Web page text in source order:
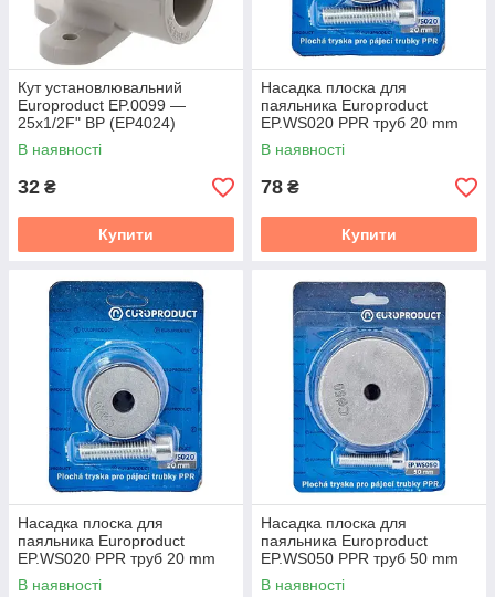
Кут установлювальний
Europroduct EP.0099 —
25x1/2F" ВР (EP4024)
В наявності
32 ₴
Купити
Насадка плоска для
паяльника Europroduct
EP.WS020 PPR труб 20 mm
(EP6098)
В наявності
78 ₴
Купити
Насадка плоска для
паяльника Europroduct
EP.WS020 PPR труб 20 mm
(EP6237)
В наявності
Насадка плоска для
паяльника Europroduct
EP.WS050 PPR труб 50 mm
(EP6102)
В наявності